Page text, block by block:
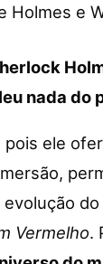
Holmes e
nada do
ele
evolução
Vermelho.